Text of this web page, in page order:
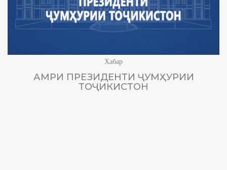
Хабар
АМРИ ПРЕЗИДЕНТИ ҶУМҲУРИИ
ТОҶИКИСТОН